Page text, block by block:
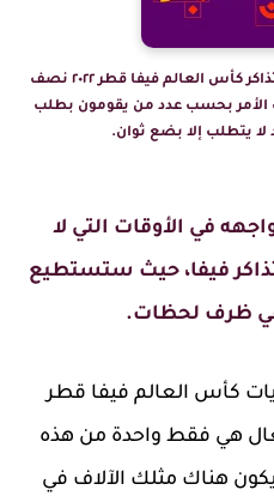
قد يستغرق وقوفك في صف بوابة تذاكر كأس العالم فيفا قطر ٢٠٢٢ نصف
بحسب عدد من يقومون بطلب
لا يتطلب إلا بضع ثوان.
في الأوقات التي لا
فيفا، حيث ستستطيع
في ظرف لحظات.
كأس العالم فيفا قطر
هي فقط واحدة من هذه
هناك مثلك الآلاف في